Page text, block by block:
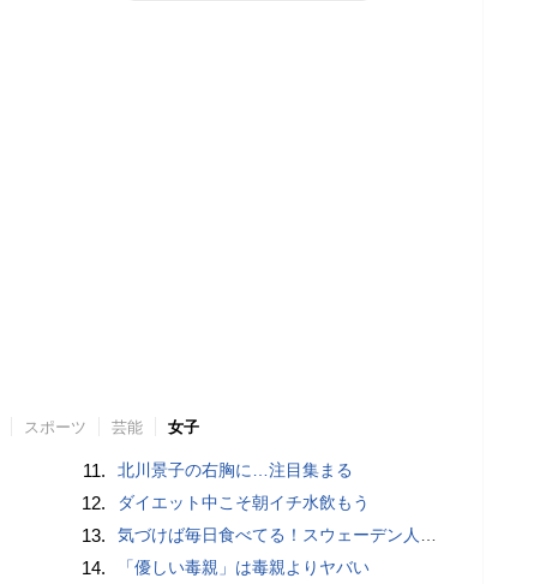
スポーツ 芸能 女子
11. 北川景子の右胸に…注目集まる
12. ダイエット中こそ朝イチ水飲もう
13. 気づけば毎日食べてる！スウェーデン人漫画家がリピートし続ける日本の定番食
14. 「優しい毒親」は毒親よりヤバい